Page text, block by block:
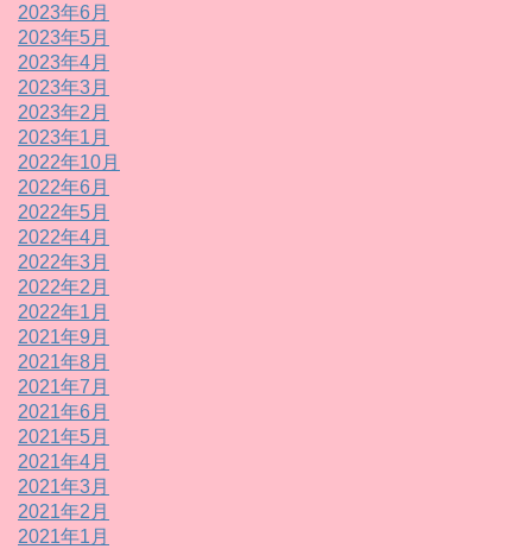
2023年6月
2023年5月
2023年4月
2023年3月
2023年2月
2023年1月
2022年10月
2022年6月
2022年5月
2022年4月
2022年3月
2022年2月
2022年1月
2021年9月
2021年8月
2021年7月
2021年6月
2021年5月
2021年4月
2021年3月
2021年2月
2021年1月